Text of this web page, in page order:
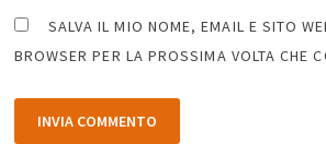
SALVA IL MIO NOME, EMAIL E SITO
BROWSER PER LA PROSSIMA VOLTA CHE